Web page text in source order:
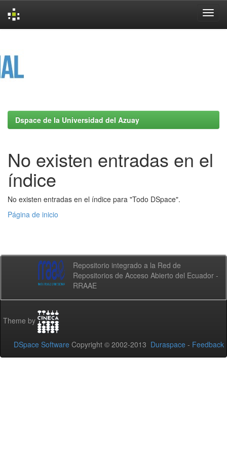
Dspace de la Universidad del Azuay
No existen entradas en el
índice
No existen entradas en el índice para "Todo DSpace".
Página de inicio
Repositorio integrado a la Red de
Repositorios de Acceso Abierto del Ecuador -
RRAAE
Theme by
DSpace Software Copyright © 2002-2013 Duraspace - Feedback